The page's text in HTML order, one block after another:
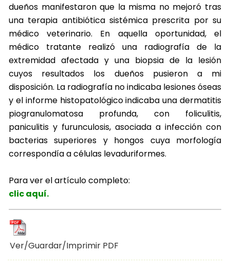
dueños manifestaron que la misma no mejoró tras
una terapia antibiótica sistémica prescrita por su
médico veterinario. En aquella oportunidad, el
médico tratante realizó una radiografía de la
extremidad afectada y una biopsia de la lesión
cuyos resultados los dueños pusieron a mi
disposición. La radiografía no indicaba lesiones óseas
y el informe histopatológico indicaba una dermatitis
piogranulomatosa profunda, con foliculitis,
paniculitis y furunculosis, asociada a infección con
bacterias superiores y hongos cuya morfología
correspondía a células levaduriformes.
Para ver el artículo completo:
clic aquí.
Ver/Guardar/Imprimir PDF